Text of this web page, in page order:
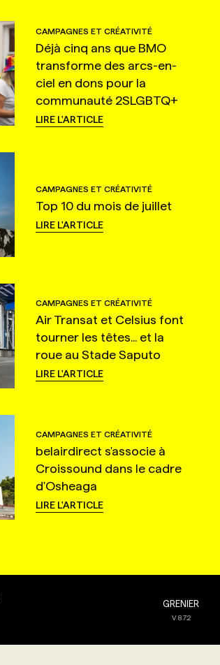
CAMPAGNES ET CRÉATIVITÉ
Déjà cinq ans que BMO
transforme des arcs-en-
ciel en dons pour la
communauté 2SLGBTQ+
LIRE L'ARTICLE
CAMPAGNES ET CRÉATIVITÉ
Top 10 du mois de juillet
LIRE L'ARTICLE
CAMPAGNES ET CRÉATIVITÉ
Air Transat et Celsius font
tourner les têtes... et la
roue au Stade Saputo
LIRE L'ARTICLE
CAMPAGNES ET CRÉATIVITÉ
belairdirect s'associe à
Croissound dans le cadre
d'Osheaga
LIRE L'ARTICLE
GRENIER
V8.7.2